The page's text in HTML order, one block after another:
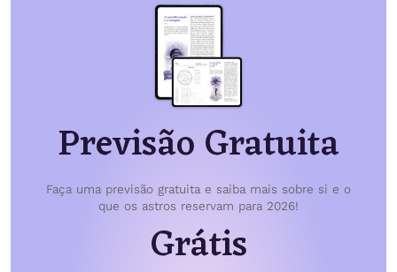
Previsão Gratuita
Faça uma previsão gratuita e saiba mais sobre si e o
que os astros reservam para 2026!
Grátis